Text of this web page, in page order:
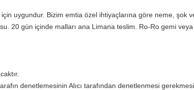
uygundur. Bizim emtia özel ihtiyaçlarına göre neme, şok
20 gün içinde malları ana Limana teslim. Ro-Ro gemi
denetlemesinin Alıcı tarafından denetlenmesi